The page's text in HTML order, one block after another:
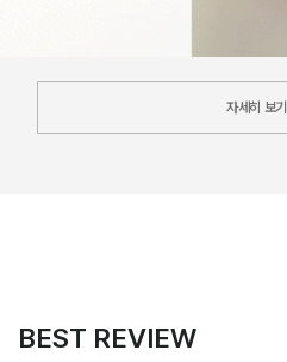
자세히 보기
BEST REVIEW